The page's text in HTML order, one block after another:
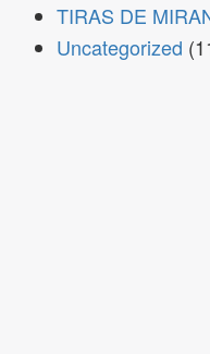
TIRAS DE
Uncategorized